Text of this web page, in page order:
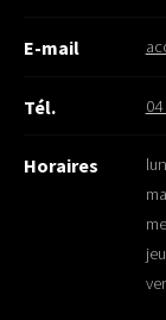
E-mail
Tél.
Horaires